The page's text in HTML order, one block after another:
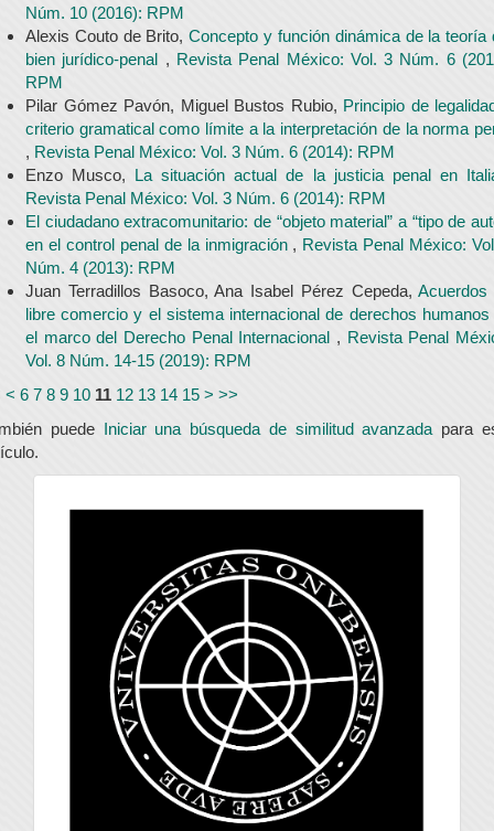
Núm. 10 (2016): RPM
Alexis Couto de Brito,Concepto y función dinámica de la teoría
bien jurídico-penal , Revista Penal México: Vol. 3 Núm. 6
RPM
Pilar Gómez Pavón, Miguel Bustos Rubio, Principio de
criterio gramatical como límite a la interpretación de la norma
, Revista Penal México: Vol. 3 Núm. 6 (2014): RPM
Enzo Musco, La situación actual de la justicia penal en
Revista Penal México: Vol. 3 Núm. 6 (2014): RPM
El ciudadano extracomunitario: de “objeto material” a “tipo de
en el control penal de la inmigración , Revista Penal México:
Núm. 4 (2013): RPM
Juan Terradillos Basoco, Ana Isabel Pérez Cepeda,Acuerdos
libre comercio y el sistema internacional de derechos humanos
el marco del Derecho Penal Internacional , Revista Penal
Vol. 8 Núm. 14-15 (2019): RPM
< 6 7 8 9 10 11 12 13 14 15 > >>
puede Iniciar una búsqueda de similitud avanzada para
universidad